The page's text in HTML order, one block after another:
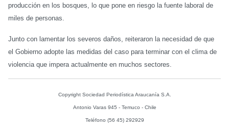
producción en los bosques, lo que pone en riesgo la fuente laboral de
miles de personas.
Junto con lamentar los severos daños, reiteraron la necesidad de que
el Gobierno adopte las medidas del caso para terminar con el clima de
violencia que impera actualmente en muchos sectores.
Copyright Sociedad Periodística Araucanía S.A.
Antonio Varas 945 - Temuco - Chile
Teléfono (56 45) 292929